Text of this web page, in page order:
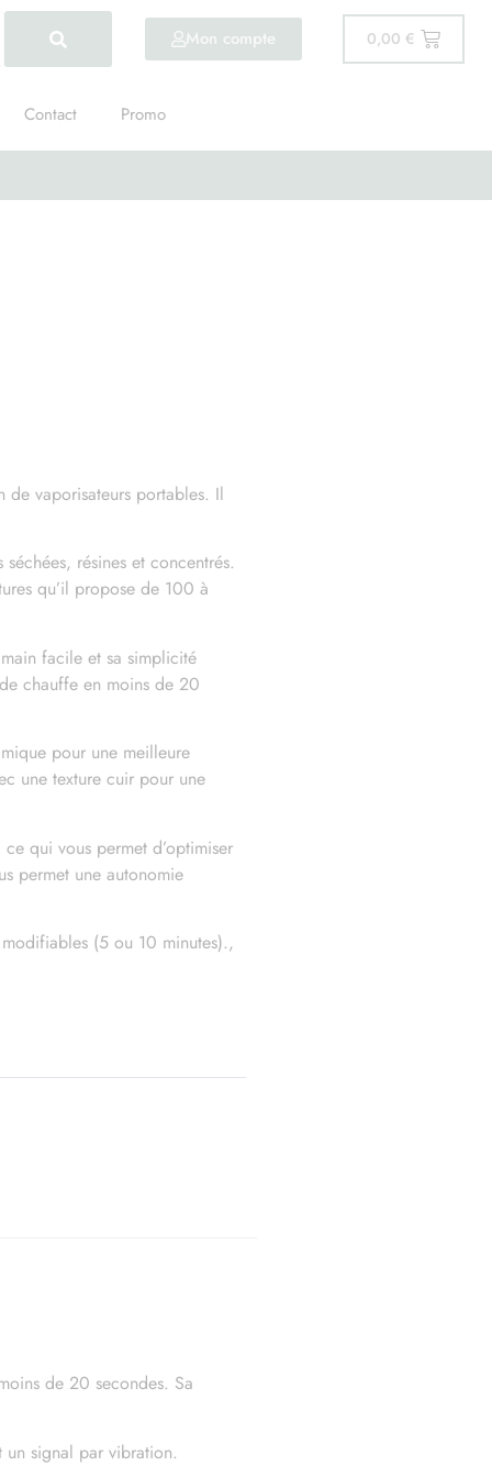
Mon compte 0,00 €
Contact Promo
de vaporisateurs portables. Il
résines et concentrés.
qu’il propose de 100 à
facile et sa simplicité
chauffe en moins de 20
pour une meilleure
une texture cuir pour une
qui vous permet d’optimiser
permet une autonomie
(5 ou 10 minutes).,
de 20 secondes. Sa
un signal par vibration.